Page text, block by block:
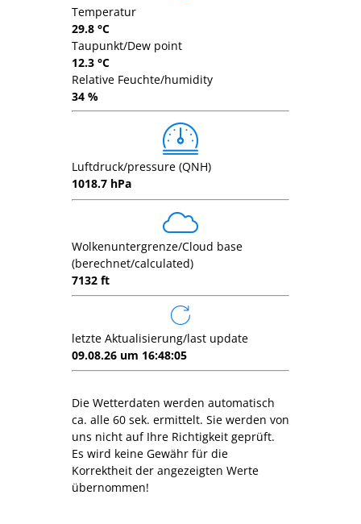
Temperatur
29.8 °C
Taupunkt/Dew point
12.3 °C
Relative Feuchte/humidity
34 %
Luftdruck/pressure (QNH)
1018.7 hPa
Wolkenuntergrenze/Cloud base
(berechnet/calculated)
7132 ft
letzte Aktualisierung/last update
09.08.26 um 16:48:05
Die Wetterdaten werden automatisch
ca. alle 60 sek. ermittelt. Sie werden von
uns nicht auf Ihre Richtigkeit geprüft.
Es wird keine Gewähr für die
Korrektheit der angezeigten Werte
übernommen!